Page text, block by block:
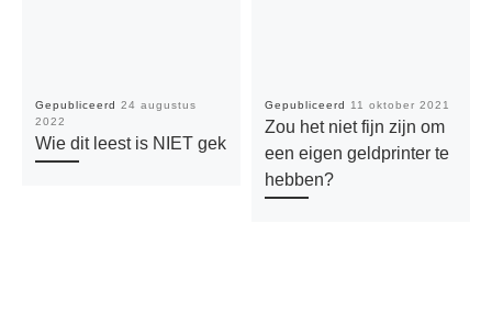
Gepubliceerd 24 augustus
2022
Wie dit leest is NIET gek
Gepubliceerd 11 oktober 2021
Zou het niet fijn zijn om
een eigen geldprinter te
hebben?